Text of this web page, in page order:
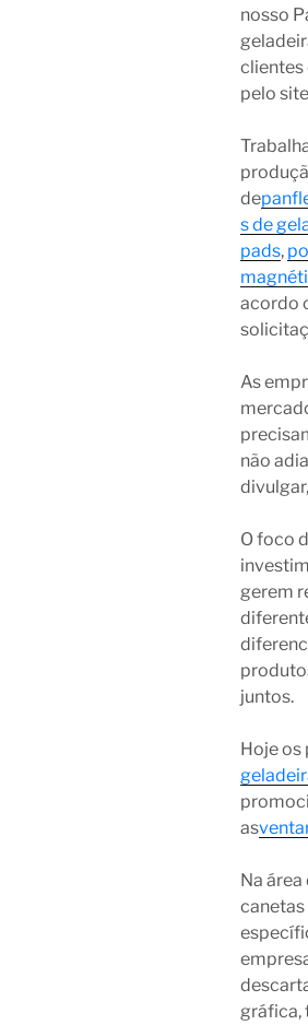
nosso
clientes
pelo
de
s de
pads,
acordo
As
não
O foco
gerem
juntos.
Hoje os
as
Na
gráfica,